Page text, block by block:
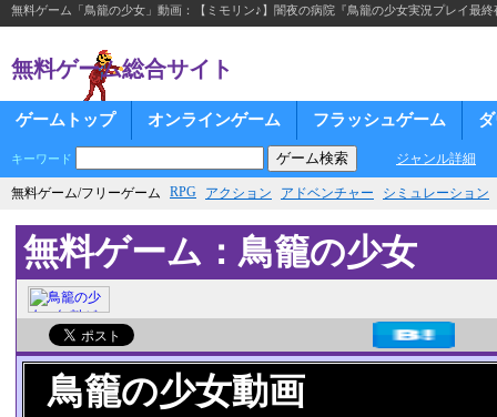
無料ゲーム「鳥籠の少女」動画：【ミモリン♪】闇夜の病院『鳥籠の少女実況プレイ最終
無料ゲーム総合サイト
ゲームトップ オンラインゲーム フラッシュゲーム
キーワード ジャンル詳細
無料ゲーム/フリーゲーム RPG アクション アドベンチャー シミュレーション
無料ゲーム：鳥籠の少女
鳥籠の少女動画